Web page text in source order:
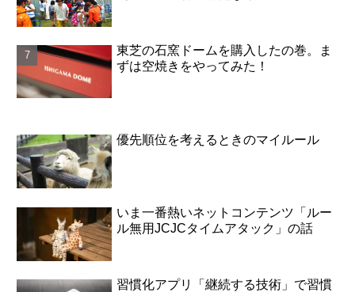
東芝の石窯ドームを購入したの巻。ま
ずは空焼きをやってみた！
優先順位を考えるときのマイルール
いま一番熱いネットコンテンツ「ルー
ル無用JCJCタイムアタック」の話
習慣化アプリ「継続する技術」で習慣